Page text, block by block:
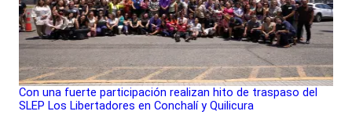
Con una fuerte participación realizan hito de traspaso del
SLEP Los Libertadores en Conchalí y Quilicura